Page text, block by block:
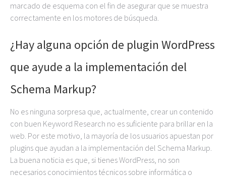
marcado de esquema con el fin de asegurar que se muestra
correctamente en los motores de búsqueda.
¿Hay alguna opción de plugin WordPress
que ayude a la implementación del
Schema Markup?
No es ninguna sorpresa que, actualmente, crear un contenido
con buen Keyword Research no es suficiente para brillar en la
web. Por este motivo, la mayoría de los usuarios apuestan por
plugins que ayudan a la implementación del Schema Markup.
La buena noticia es que, si tienes WordPress, no son
necesarios conocimientos técnicos sobre informática o